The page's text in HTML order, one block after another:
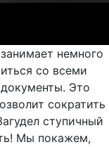
немного
со всеми
Это
сократить
ступичный
Мы покажем,